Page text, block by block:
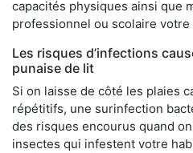
capacités physiques ainsi que
professionnel ou scolaire
Les risques d’infections
punaise de lit
Si on laisse de côté les plaies
répétitifs, une surinfection
des risques encourus quand
insectes qui infestent votre